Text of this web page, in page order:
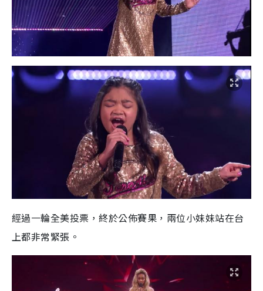
經過一輪全美投票，終於公佈賽果，兩位小妹妹站在台
上都非常緊張。